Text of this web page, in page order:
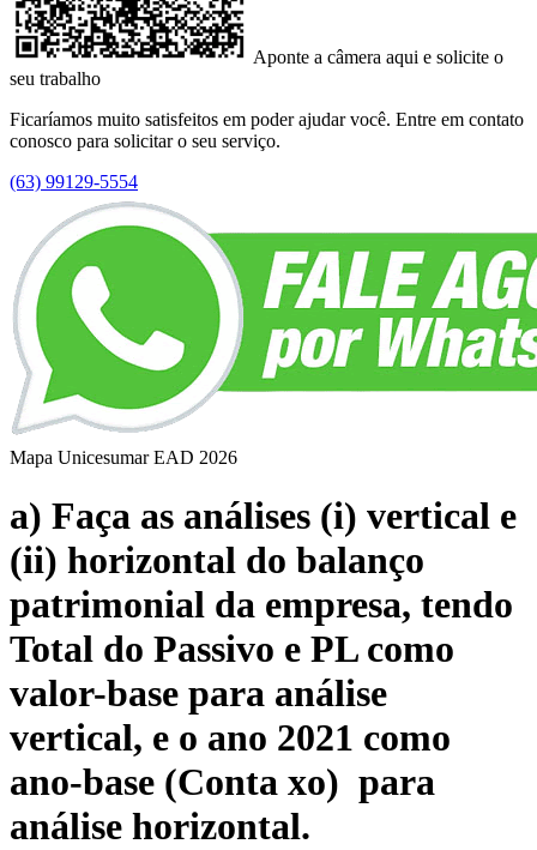
Aponte a câmera aqui e solicite o
seu trabalho
Ficaríamos muito satisfeitos em poder ajudar você. Entre em contato
conosco para solicitar o seu serviço.
(63) 99129-5554
Mapa Unicesumar EAD 2026
a) Faça as análises (i) vertical e
(ii) horizontal do balanço
patrimonial da empresa, tendo
Total do Passivo e PL como
valor-base para análise
vertical, e o ano 2021 como
ano-base (Conta xo) para
análise horizontal.